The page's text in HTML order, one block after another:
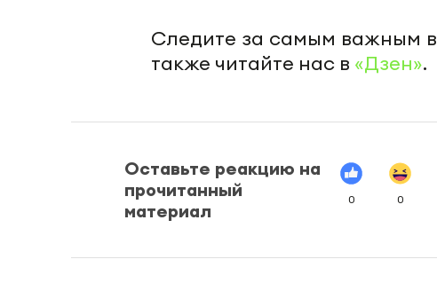
Следите за самым важным в
также читайте нас в «Дзен».
Оставьте реакцию на
прочитанный
материал
0 0